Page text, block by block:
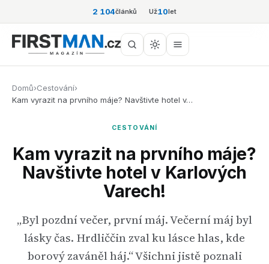
2 104článků Už10let
Domů›Cestování›
Kam vyrazit na prvního máje? Navštivte hotel v…
CESTOVÁNÍ
Kam vyrazit na prvního máje?
Navštivte hotel v Karlových
Varech!
„Byl pozdní večer, první máj. Večerní máj byl
lásky čas. Hrdliččin zval ku lásce hlas, kde
borový zaváněl háj.“ Všichni jistě poznali